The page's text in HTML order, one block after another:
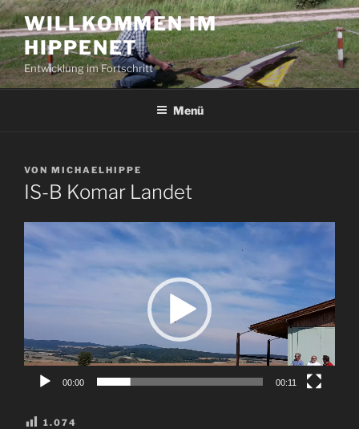
Zum
Inhalt
springen
WILLKOMMEN IM
HIPPENET
Entwicklung im Fortschritt
Menü
VERÖFFENTLICHT
AM
VON MICHAELHIPPE
IS-B Komar Landet
Video-
00:00 00:11
1.074